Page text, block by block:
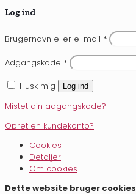
Log ind
Brugernavn eller e-mail *
Adgangskode *
Husk mig
Log ind
Mistet din adgangskode?
Opret en kundekonto?
Cookies
Detaljer
Om cookies
Dette website bruger cookies